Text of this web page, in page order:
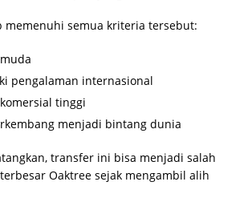
memenuhi semua kriteria tersebut:
pengalaman internasional
tinggi
menjadi bintang dunia
transfer ini bisa menjadi salah
Oaktree sejak mengambil alih